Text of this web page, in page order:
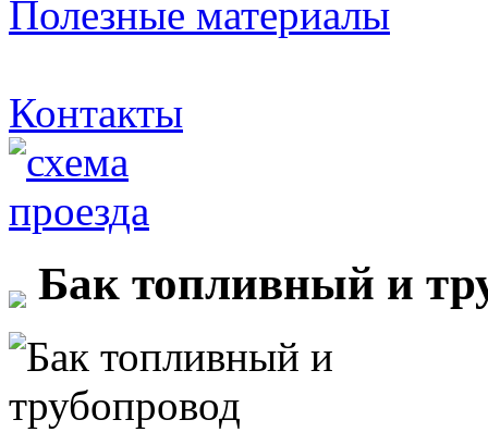
Полезные материалы
Контакты
Бак топливный и